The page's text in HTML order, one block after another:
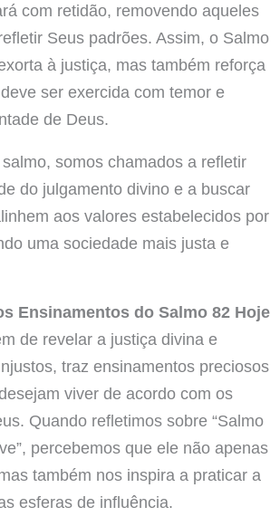
com retidão, removendo aqueles
Seus padrões. Assim, o Salmo
à justiça, mas também reforça
ser exercida com temor e
de Deus.
somos chamados a refletir
do julgamento divino e a buscar
aos valores estabelecidos por
uma sociedade mais justa e
Ensinamentos do Salmo 82 Hoje
de revelar a justiça divina e
traz ensinamentos preciosos
viver de acordo com os
Quando refletimos sobre “Salmo
percebemos que ele não apenas
também nos inspira a praticar a
esferas de influência.